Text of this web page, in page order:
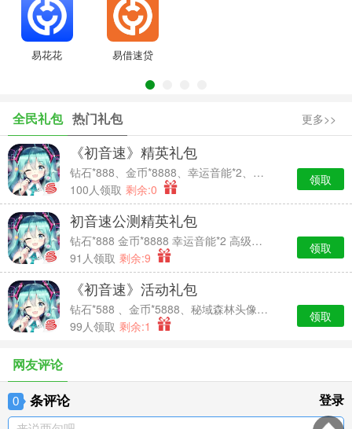
易花花 易借速贷
全民礼包 热门礼包 更多>>
《初音速》精英礼包
钻石*888、金币*8888、幸运音能*2、高级经验卡*2
100人领取 剩余:0
领取
初音速公测精英礼包
钻石*888 金币*8888 幸运音能*2 高级经验卡*2
91人领取 剩余:9
领取
《初音速》活动礼包
钻石*588 、金币*5888、秘域森林头像框*7天时效、中级经验卡*2
99人领取 剩余:1
领取
网友评论
0 条评论 登录